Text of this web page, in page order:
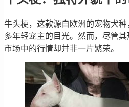
牛头梗，这款源自欧洲的宠物犬
多年轻宠主的目光。然而，尽管
市场中的行情却并非一片繁荣。